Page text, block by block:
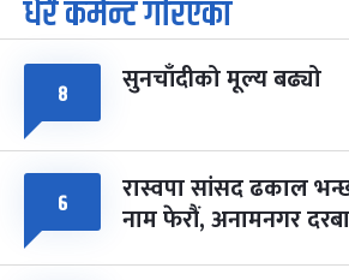
७
आइत चैत्र ७, २०८३-Mar 21, 2027
८ फागुपूर्णिमा
धेरै कमेन्ट गरिएका
८ सुनचाँदीको मूल्य बढ्यो
६ रास्वपा सांसद ढकाल
नाम फेरौं, अनामनगर